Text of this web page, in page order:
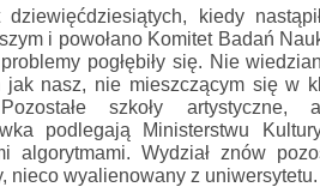
kiedy
i powołano Komitet Badań
pogłębiły się. Nie
jak nasz, nie mieszczącym się w
szkoły artystyczne,
podlegają Ministerstwu
algorytmami. Wydział znów
nieco wyalienowany z uniwersytetu.